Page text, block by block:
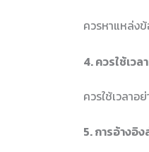
ควรหาแหล่ง
4. ควรใช้เวล
ควรใช้เวลาอ
5. การอ้างอิ